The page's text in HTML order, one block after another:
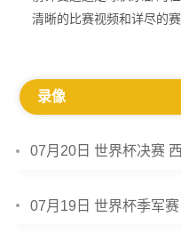
清晰的比赛视频和详尽的赛
录像
07月20日 世界杯决赛
07月19日 世界杯季军